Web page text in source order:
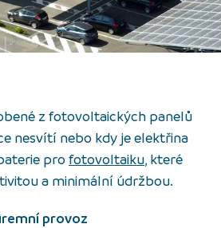
z fotovoltaických panelů
nesvítí nebo kdy je elektřina
profotovoltaiku, které
a minimální údržbou.
provoz